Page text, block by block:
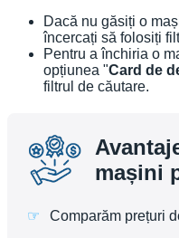
Dacă nu găsiți o
încercați să folosiți
Pentru a închiria o
opțiunea "Card de
filtrul de căutare.
mașini
Comparăm prețuri